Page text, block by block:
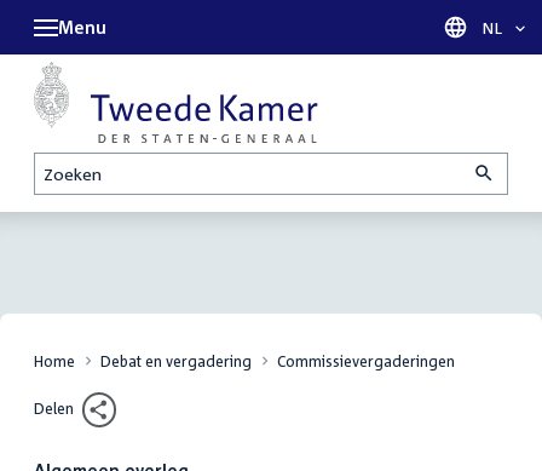
Zoeken
Menu Taal
NL
Home Debat en vergadering Commissievergaderingen
Delen